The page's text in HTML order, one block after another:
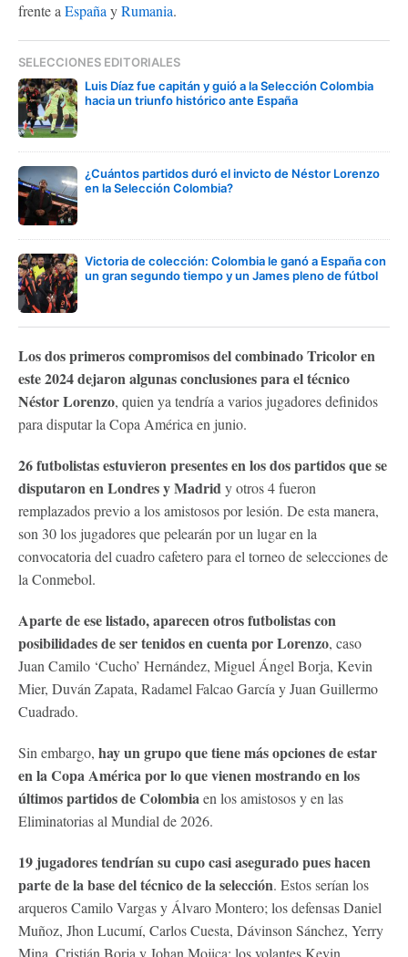
frente a España yRumania.
SELECCIONES EDITORIALES
Luis Díaz fue capitán y guió a la Selección Colombia
hacia un triunfo histórico ante España
¿Cuántos partidos duró el invicto de Néstor Lorenzo
en la Selección Colombia?
Victoria de colección: Colombia le ganó a España con
un gran segundo tiempo y un James pleno de fútbol
Los dos primeros compromisos del combinado Tricolor en
este 2024 dejaron algunas conclusiones para el técnico
Néstor Lorenzo, quien ya tendría a varios jugadores definidos
para disputar la Copa América en junio.
26 futbolistas estuvieron presentes en los dos partidos que se
disputaron en Londres y Madridy otros 4 fueron
remplazados previo a los amistosos por lesión. De esta manera,
son 30 los jugadores que pelearán por un lugar en la
convocatoria del cuadro cafetero para el torneo de selecciones de
la Conmebol.
Aparte de ese listado, aparecen otros futbolistas con
posibilidades de ser tenidos en cuenta por Lorenzo, caso
Juan Camilo ‘Cucho’ Hernández, Miguel Ángel Borja, Kevin
Mier, Duván Zapata, Radamel Falcao García y Juan Guillermo
Cuadrado.
Sin embargo, hay un grupo que tiene más opciones de estar
en la Copa América por lo que vienen mostrando en los
últimos partidos de Colombiaen los amistosos y en las
Eliminatorias al Mundial de 2026.
19 jugadores tendrían su cupo casi asegurado pues hacen
parte de la base del técnico de la selección. Estos serían los
arqueros Camilo Vargas y Álvaro Montero; los defensas Daniel
Muñoz, Jhon Lucumí, Carlos Cuesta, Dávinson Sánchez, Yerry
Mina, Cristián Borja y Johan Mojica; los volantes Kevin